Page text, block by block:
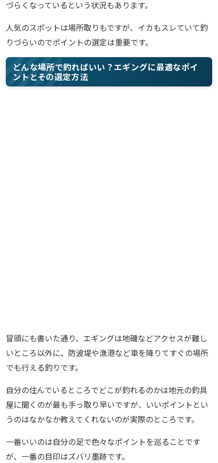
づらくなっているという状況もあります。
人気のスポットは場所取りもですが、イカもスレていて釣
りづらいのでポイントの選定は重要です。
どんな場所で釣ればいい？エギングに最適なポイ
ントとその選定方法
冒頭にも書いた通り、エギングは地磯などアクセスが難し
いところ以外に、防波堤や漁港など車を降りてすぐの場所
でも行える釣りです。
自分の住んでいるところでどこが釣れるのかは地元の釣具
屋に聞くのが最も手っ取り早いですが、いいポイントとい
うのはなかなか教えてくれないのが実際のところです。
一番いいのは自分の足で色々なポイントを巡ることです
が、一番の目印はズバリ墨跡です。